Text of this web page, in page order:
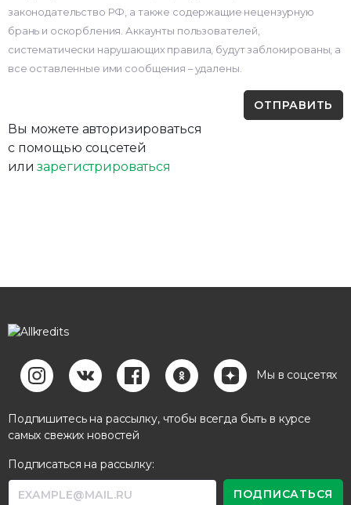
законодательство РФ, а также содержащие нецензурную
брань и оскорбления. Аккаунты пользователей,
систематически нарушающих правила, будут заблокированы, а
все оставленные ими сообщения – удалены.
Вы можете авторизироваться
с помощью соцсетей
илизарегистрироваться
Мы в соцсетях
Подпишитесь на рассылку, чтобы всегда быть в курсе
самых свежих новостей
Подписаться на рассылку: